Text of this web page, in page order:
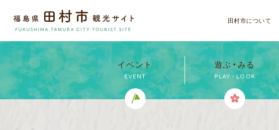
田村市について
イベント
EVENT
遊ぶ・みる
PLAY・LOOK